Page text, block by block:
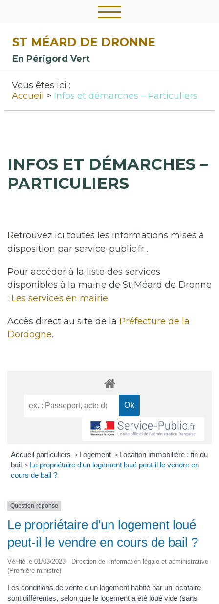
ST MÉARD DE DRONNE
En Périgord Vert
Vous êtes ici :
Accueil
Infos et démarches – Particuliers
INFOS ET DÉMARCHES –
PARTICULIERS
Retrouvez ici toutes les informations mises à
disposition par service-public.fr .
Pour accéder à la liste des services
disponibles à la mairie de St Méard de Dronne
: Les services en mairie
Accès direct au site de la Préfecture de la
Dordogne.
Accueil particuliers > Logement > Location immobilière : fin du
bail > Le propriétaire d'un logement loué peut-il le vendre en
cours de bail ?
Question-réponse
Le propriétaire d'un logement loué
peut-il le vendre en cours de bail ?
Vérifié le 01/03/2023 - Direction de l'information légale et administrative
(Première ministre)
Les conditions de vente d'un logement habité par un locataire
sont différentes, selon que le logement a été loué vide (sans